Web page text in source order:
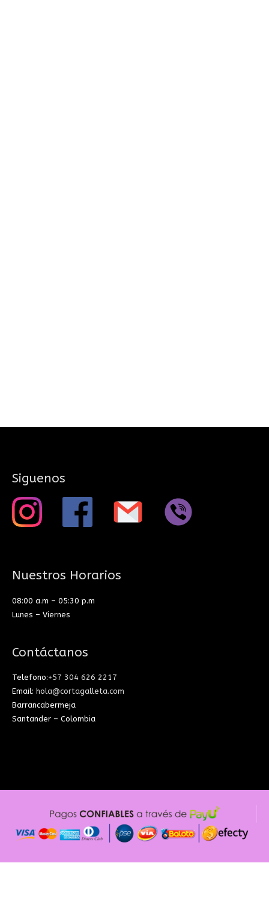
Siguenos
Nuestros Horarios
08:00 a.m – 05:30 p.m
Lunes – Viernes
Contáctanos
Telefono:+57 304 626 2217
Email: hola@cortagalleta.com
Barrancabermeja
Santander – Colombia